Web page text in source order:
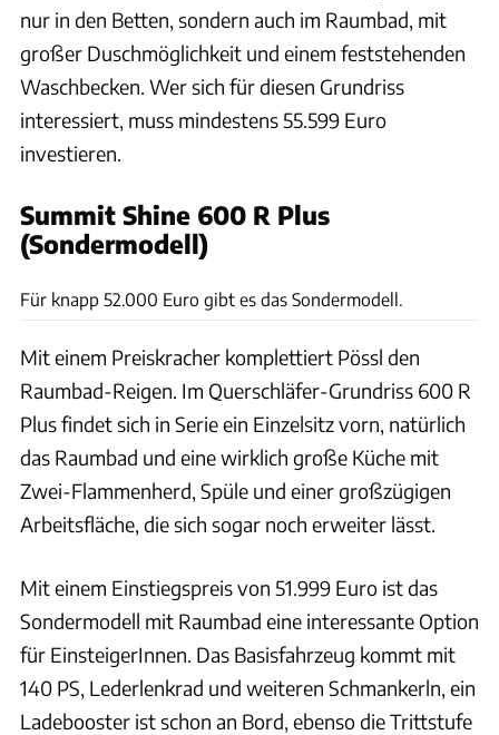
nur in den Betten, sondern auch im Raumbad, mit
großer Duschmöglichkeit und einem feststehenden
Waschbecken. Wer sich für diesen Grundriss
interessiert, muss mindestens 55.599 Euro
investieren.
Summit Shine 600 R Plus
(Sondermodell)
Für knapp 52.000 Euro gibt es das Sondermodell.
Mit einem Preiskracher komplettiert Pössl den
Raumbad-Reigen. Im Querschläfer-Grundriss 600 R
Plus findet sich in Serie ein Einzelsitz vorn, natürlich
das Raumbad und eine wirklich große Küche mit
Zwei-Flammenherd, Spüle und einer großzügigen
Arbeitsfläche, die sich sogar noch erweiter lässt.
Mit einem Einstiegspreis von 51.999 Euro ist das
Sondermodell mit Raumbad eine interessante Option
für EinsteigerInnen. Das Basisfahrzeug kommt mit
140 PS, Lederlenkrad und weiteren Schmankerln, ein
Ladebooster ist schon an Bord, ebenso die Trittstufe